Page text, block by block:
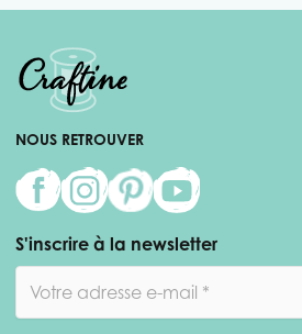
NOUS RETROUVER
S'inscrire à la newsletter